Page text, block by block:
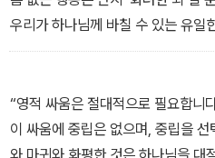
때 어떻게 행동해야 하는지 등 모든
니다.
나 탄식하는 것으로 되지 않습니다.
거운 애착을 느껴서 되는 것도 아닙
상을 본받아 변화하는 것입니다(롬
우리가 하나님께 바칠 수 있는 유일
스도께 있습니다. 우리의 완전함이
들어갈 자격을 줍니다!
하지만 동시에 우리는 신자의 바른
님을 기쁘시게 한다는 사실을 확신
“영적 싸움은 절대적으로 필요합니
이 싸움에 중립은 없으며, 중립을
와 마귀와 화평한 것은 하나님을 대